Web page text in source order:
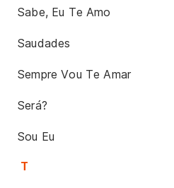
Sabe, Eu Te Amo
Saudades
Sempre Vou Te Amar
Será?
Sou Eu
T